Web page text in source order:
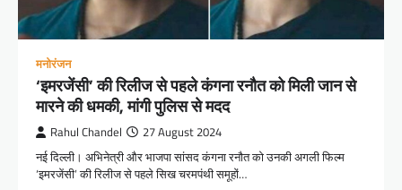
मनोरंजन
‘इमरजेंसी’ की रिलीज से पहले कंगना रनौत को मिली जान से
मारने की धमकी, मांगी पुलिस से मदद
Rahul Chandel 27 August 2024
नई दिल्ली। अभिनेत्री और भाजपा सांसद कंगना रनौत को उनकी अगली फिल्म
‘इमरजेंसी’ की रिलीज से पहले सिख चरमपंथी समूहों…